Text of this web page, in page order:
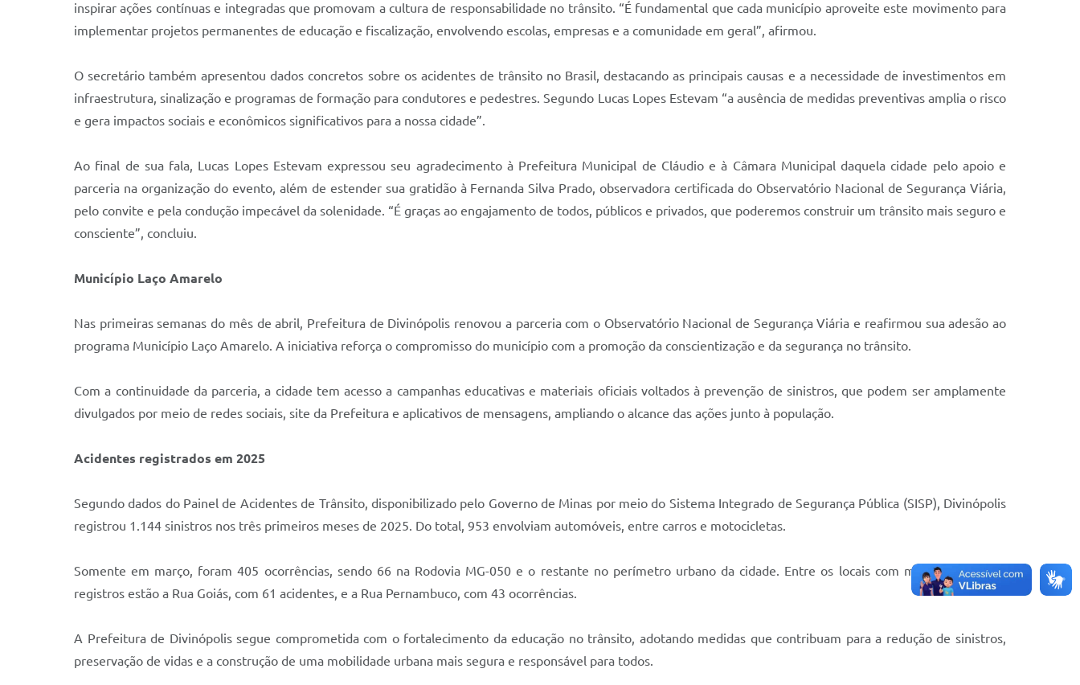
inspirar ações contínuas e integradas que promovam a cultura de responsabilidade no trânsito. “É fundamental que cada município aproveite este movimento para
implementar projetos permanentes de educação e fiscalização, envolvendo escolas, empresas e a comunidade em geral”, afirmou.
O secretário também apresentou dados concretos sobre os acidentes de trânsito no Brasil, destacando as principais causas e a necessidade de investimentos em
infraestrutura, sinalização e programas de formação para condutores e pedestres. Segundo Lucas Lopes Estevam “a ausência de medidas preventivas amplia o risco
e gera impactos sociais e econômicos significativos para a nossa cidade”.
Ao final de sua fala, Lucas Lopes Estevam expressou seu agradecimento à Prefeitura Municipal de Cláudio e à Câmara Municipal daquela cidade pelo apoio e
parceria na organização do evento, além de estender sua gratidão à Fernanda Silva Prado, observadora certificada do Observatório Nacional de Segurança Viária,
pelo convite e pela condução impecável da solenidade. “É graças ao engajamento de todos, públicos e privados, que poderemos construir um trânsito mais seguro e
consciente”, concluiu.
Município Laço Amarelo
Nas primeiras semanas do mês de abril, Prefeitura de Divinópolis renovou a parceria com o Observatório Nacional de Segurança Viária e reafirmou sua adesão ao
programa Município Laço Amarelo. A iniciativa reforça o compromisso do município com a promoção da conscientização e da segurança no trânsito.
Com a continuidade da parceria, a cidade tem acesso a campanhas educativas e materiais oficiais voltados à prevenção de sinistros, que podem ser amplamente
divulgados por meio de redes sociais, site da Prefeitura e aplicativos de mensagens, ampliando o alcance das ações junto à população.
Acidentes registrados em 2025
Segundo dados do Painel de Acidentes de Trânsito, disponibilizado pelo Governo de Minas por meio do Sistema Integrado de Segurança Pública (SISP), Divinópolis
registrou 1.144 sinistros nos três primeiros meses de 2025. Do total, 953 envolviam automóveis, entre carros e motocicletas.
Somente em março, foram 405 ocorrências, sendo 66 na Rodovia MG-050 e o restante no perímetro urbano da cidade. Entre os locais com maior número de
registros estão a Rua Goiás, com 61 acidentes, e a Rua Pernambuco, com 43 ocorrências.
A Prefeitura de Divinópolis segue comprometida com o fortalecimento da educação no trânsito, adotando medidas que contribuam para a redução de sinistros,
preservação de vidas e a construção de uma mobilidade urbana mais segura e responsável para todos.